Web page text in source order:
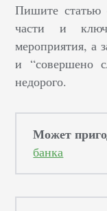
Пишите статью
части и
мероприятия, а
и “совершено
недорого.
Может
банка